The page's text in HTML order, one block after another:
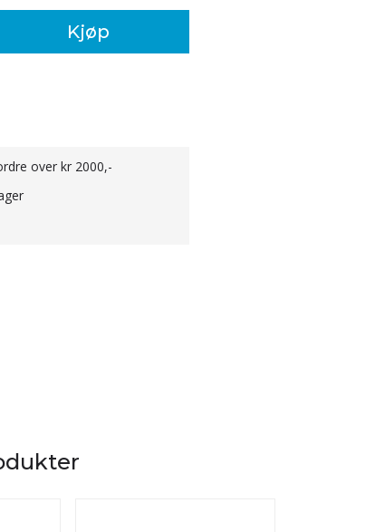
Kjøp
over kr 2000,-